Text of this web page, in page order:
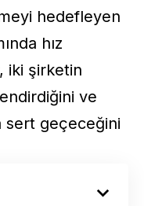
hedefleyen
hız
iki şirketin
ve
sert geçeceğini